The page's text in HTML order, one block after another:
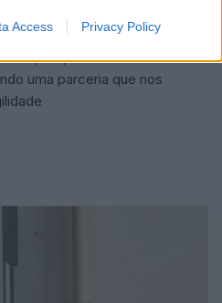
Access Privacy Policy
adquirido diretamente ao
uma parceria que nos